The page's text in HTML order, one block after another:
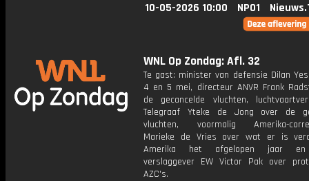
10-05-2026 10:00 NPO1
WNL Op Zondag: Afl. 32
Te gast: minister van defensie Dilan
4 en 5 mei, directeur ANVR Frank
de gecancelde vluchten,
Telegraaf Yteke de Jong over de
vluchten, voormalig Amerika-
Marieke de Vries over wat er is
Amerika het afgelopen jaar en
verslaggever EW Victor Pak over
AZC's.